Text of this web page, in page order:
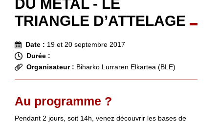
DU MÉTAL - LE
TRIANGLE D’ATTELAGE
Date : 19 et 20 septembre 2017
Durée :
Organisateur : Biharko Lurraren Elkartea (BLE)
Au programme ?
Pendant 2 jours, soit 14h, venez découvrir les bases de